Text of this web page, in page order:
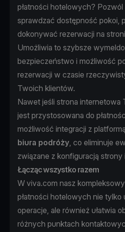
płatności hotelowych?
sprawdzać dostępność pokoi,
dokonywać rezerwacji na
Umożliwia to szybsze
bezpieczeństwo i możliwość
rezerwacji w czasie
Twoich klientów.
Nawet jeśli strona internetowa
jest przystosowana do
możliwość integracji z platformą
biura podróży, co eliminuje
związane z konfiguracją
Łącząc wszystko razem
W viva.com nasz
płatności hotelowych nie tylko
operacje, ale również ułatwia
różnych punktach